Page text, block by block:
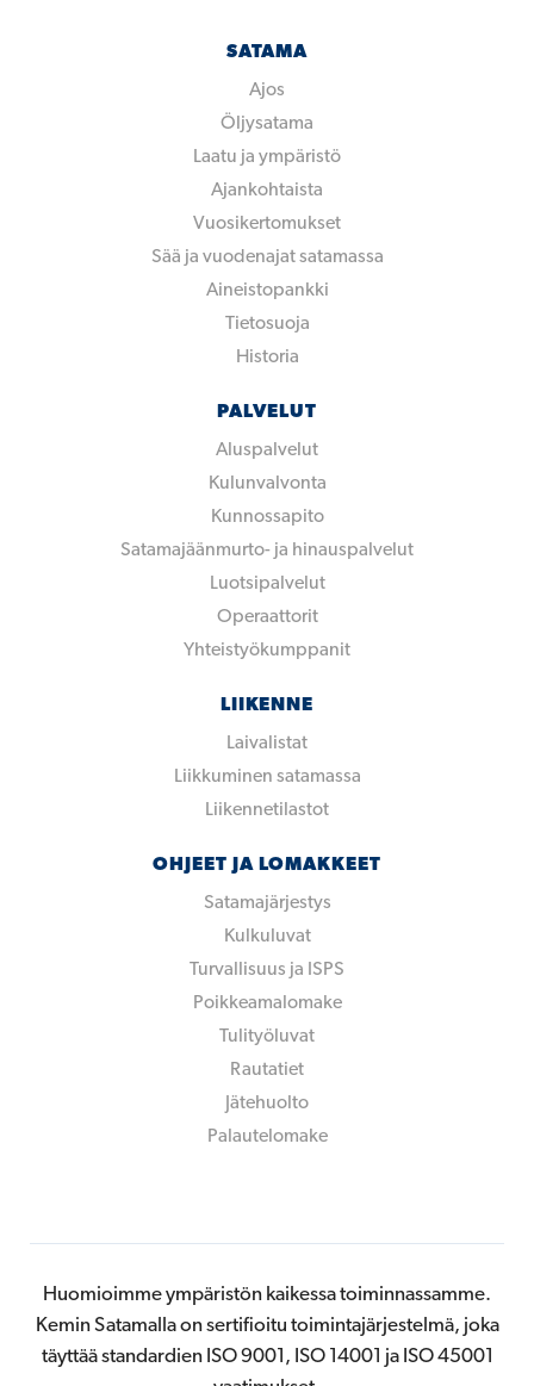
SATAMA
Ajos
Öljysatama
Laatu ja ympäristö
Ajankohtaista
Vuosikertomukset
Sää ja vuodenajat satamassa
Aineistopankki
Tietosuoja
Historia
PALVELUT
Aluspalvelut
Kulunvalvonta
Kunnossapito
Satamajäänmurto- ja hinauspalvelut
Luotsipalvelut
Operaattorit
Yhteistyökumppanit
LIIKENNE
Laivalistat
Liikkuminen satamassa
Liikennetilastot
OHJEET JA LOMAKKEET
Satamajärjestys
Kulkuluvat
Turvallisuus ja ISPS
Poikkeamalomake
Tulityöluvat
Rautatiet
Jätehuolto
Palautelomake
Huomioimme ympäristön kaikessa toiminnassamme.
Kemin Satamalla on sertifioitu toimintajärjestelmä, joka
täyttää standardien ISO 9001, ISO 14001 ja ISO 45001